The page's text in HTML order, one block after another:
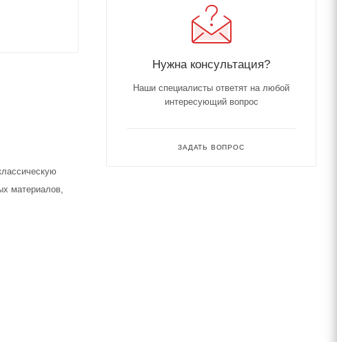
материалов,
Нужна консультация?
Наши специалисты ответят на любой
интересующий вопрос
ЗАДАТЬ ВОПРОС